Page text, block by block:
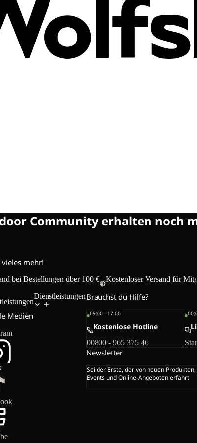
Community erhalten noch
mehr!
bei Bestellungen über 100 € Kostenloser Versand für
Dienstleistungen
Medien
Brauchst du Hilfe?
09:00 - 17:00
Kostenlose Hotline
00800 - 965 375 46
Newsletter
Sei der Erste, der von neuen
Events und Online-Angeboten erfährt